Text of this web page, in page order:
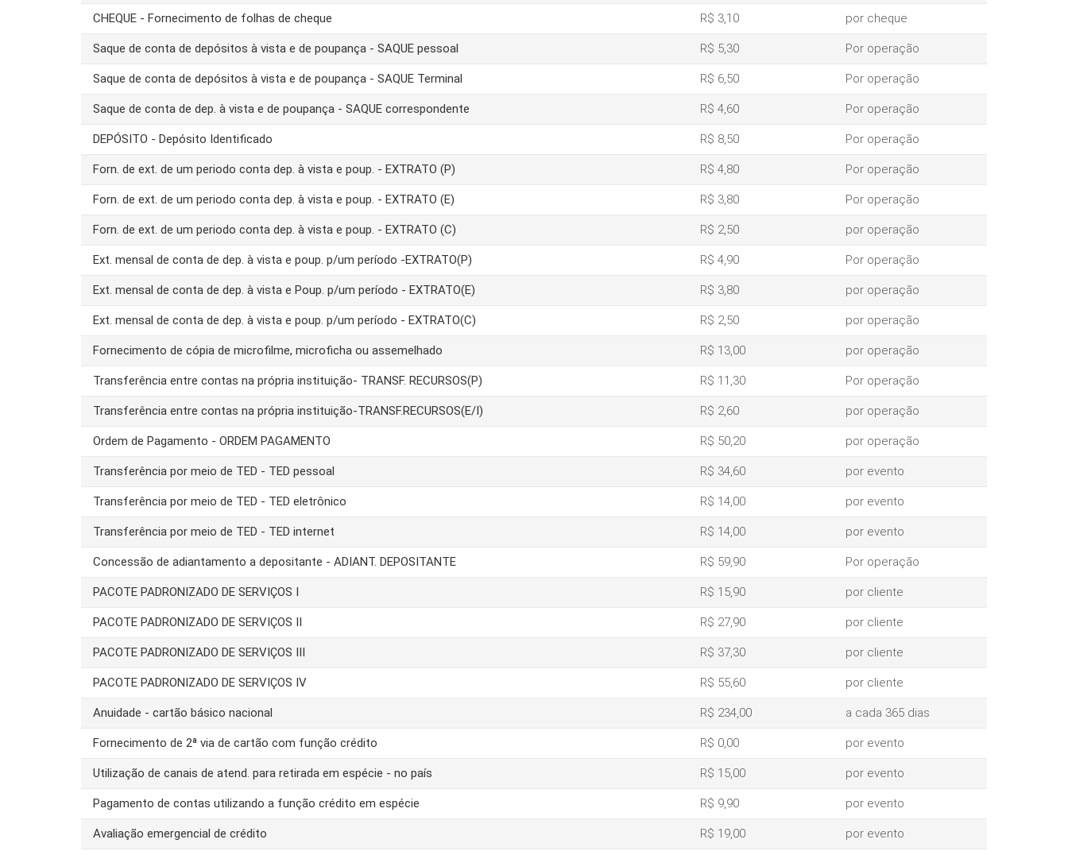
CHEQUE - Fornecimento de folhas de cheque R$ 3,10 por cheque
Saque de conta de depósitos à vista e de poupança - SAQUE pessoal R$ 5,30 Por operação
Saque de conta de depósitos à vista e de poupança - SAQUE Terminal R$ 6,50 Por operação
Saque de conta de dep. à vista e de poupança - SAQUE correspondente R$ 4,60 Por operação
DEPÓSITO - Depósito Identificado R$ 8,50 Por operação
Forn. de ext. de um periodo conta dep. à vista e poup. - EXTRATO (P) R$ 4,80 Por operação
Forn. de ext. de um periodo conta dep. à vista e poup. - EXTRATO (E) R$ 3,80 Por operação
Forn. de ext. de um periodo conta dep. à vista e poup. - EXTRATO (C) R$ 2,50 por operação
Ext. mensal de conta de dep. à vista e poup. p/um período -EXTRATO(P) R$ 4,90 Por operação
Ext. mensal de conta de dep. à vista e Poup. p/um período - EXTRATO(E) R$ 3,80 por operação
Ext. mensal de conta de dep. à vista e poup. p/um período - EXTRATO(C) R$ 2,50 por operação
Fornecimento de cópia de microfilme, microficha ou assemelhado R$ 13,00 por operação
Transferência entre contas na própria instituição- TRANSF. RECURSOS(P) R$ 11,30 Por operação
Transferência entre contas na própria instituição-TRANSF.RECURSOS(E/I) R$ 2,60 por operação
Ordem de Pagamento - ORDEM PAGAMENTO R$ 50,20 por operação
Transferência por meio de TED - TED pessoal R$ 34,60 por evento
Transferência por meio de TED - TED eletrônico R$ 14,00 por evento
Transferência por meio de TED - TED internet R$ 14,00 por evento
Concessão de adiantamento a depositante - ADIANT. DEPOSITANTE R$ 59,90 Por operação
PACOTE PADRONIZADO DE SERVIÇOS I R$ 15,90 por cliente
PACOTE PADRONIZADO DE SERVIÇOS II R$ 27,90 por cliente
PACOTE PADRONIZADO DE SERVIÇOS III R$ 37,30 por cliente
PACOTE PADRONIZADO DE SERVIÇOS IV R$ 55,60 por cliente
Anuidade - cartão básico nacional R$ 234,00 a cada 365 dias
Fornecimento de 2ª via de cartão com função crédito R$ 0,00 por evento
Utilização de canais de atend. para retirada em espécie - no país R$ 15,00 por evento
Pagamento de contas utilizando a função crédito em espécie R$ 9,90 por evento
Avaliação emergencial de crédito R$ 19,00 por evento